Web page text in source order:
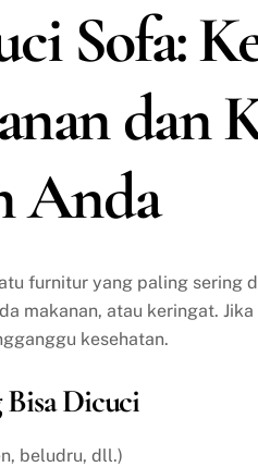
Sofa:
dan
Anda
furnitur yang paling sering
makanan, atau keringat.
kesehatan.
Bisa Dicuci
beludru, dll.)